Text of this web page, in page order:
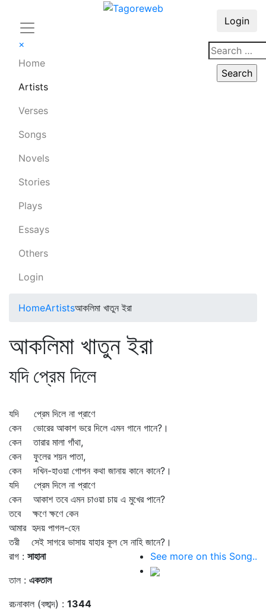
×
Home
Artists
Verses
Songs
Novels
Stories
Plays
Essays
Others
Login
Login
HomeArtistsআকলিমা খাতুন ইরা
আকলিমা খাতুন ইরা
যদি প্রেম দিলে
যদি প্রেম দিলে না প্রাণে
কেন ভোরের আকাশ ভরে দিলে এমন গানে গানে?।
কেন তারার মালা গাঁথা,
কেন ফুলের শয়ন পাতা,
কেন দখিন-হাওয়া গোপন কথা জানায় কানে কানে?।
যদি প্রেম দিলে না প্রাণে
কেন আকাশ তবে এমন চাওয়া চায় এ মুখের পানে?
তবে ক্ষণে ক্ষণে কেন
আমার হৃদয় পাগল-হেন
তরী সেই সাগরে ভাসায় যাহার কূল সে নাহি জানে?।
রাগ : সাহানা
তাল : একতাল
রচনাকাল (বঙ্গাব্দ) : 1344
See more on this Song..